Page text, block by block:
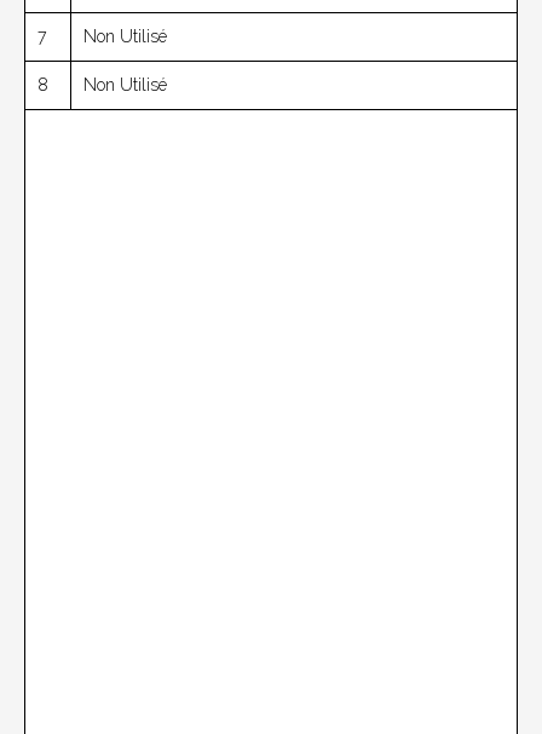
7 Non Utilisé
8 Non Utilisé